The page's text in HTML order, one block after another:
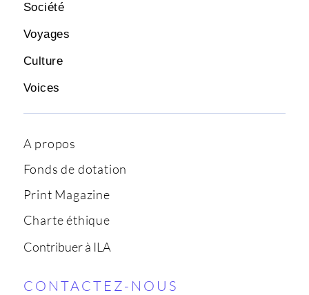
Société
Voyages
Culture
Voices
A propos
Fonds de dotation
Print Magazine
Charte éthique
Contribuer à ILA
CONTACTEZ-NOUS